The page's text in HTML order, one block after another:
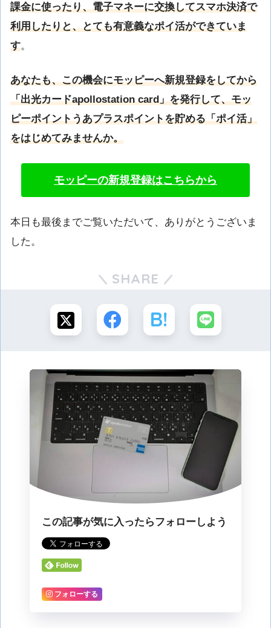
課金に使ったり、電子マネーに交換してスマホ決済で
利用したりと、とても有意義なポイ活ができていま
す。
あなたも、この機会にモッピーへ新規登録をしてから
「出光カードapollostation card」を発行して、モッ
ピーポイントうあプラスポイントを貯める「ポイ活」
をはじめてみませんか。
モッピーの新規登録はこちらから
本日も最後までご覧いただいて、ありがとうございま
した。
SHARE
この記事が気に入ったらフォローしよう
フォローする